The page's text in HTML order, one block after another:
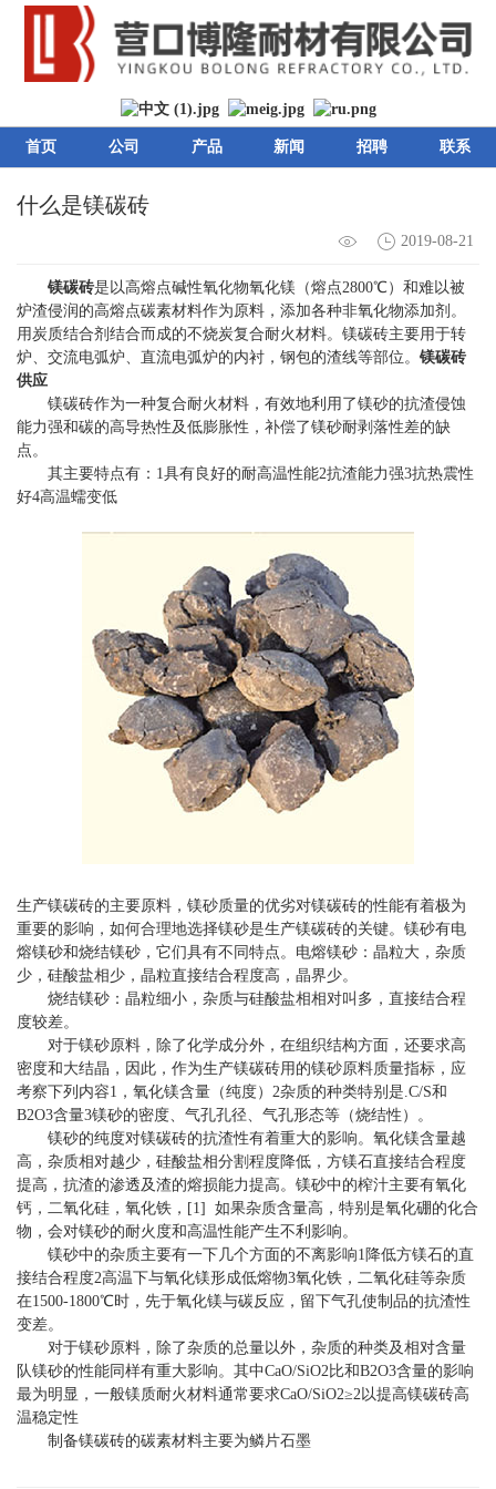
首页 公司 产品 新闻 招聘 联系
什么是镁碳砖
2019-08-21
镁碳砖是以高熔点碱性氧化物氧化镁（熔点2800℃）和难以被
炉渣侵润的高熔点碳素材料作为原料，添加各种非氧化物添加剂。
用炭质结合剂结合而成的不烧炭复合耐火材料。镁碳砖主要用于转
炉、交流电弧炉、直流电弧炉的内衬，钢包的渣线等部位。 镁碳砖
供应
镁碳砖作为一种复合耐火材料，有效地利用了镁砂的抗渣侵蚀
能力强和碳的高导热性及低膨胀性，补偿了镁砂耐剥落性差的缺
点。
其主要特点有：1具有良好的耐高温性能2抗渣能力强3抗热震性
好4高温蠕变低
生产镁碳砖的主要原料，镁砂质量的优劣对镁碳砖的性能有着极为
重要的影响，如何合理地选择镁砂是生产镁碳砖的关键。镁砂有电
熔镁砂和烧结镁砂，它们具有不同特点。电熔镁砂：晶粒大，杂质
少，硅酸盐相少，晶粒直接结合程度高，晶界少。
烧结镁砂：晶粒细小，杂质与硅酸盐相相对叫多，直接结合程
度较差。
对于镁砂原料，除了化学成分外，在组织结构方面，还要求高
密度和大结晶，因此，作为生产镁碳砖用的镁砂原料质量指标，应
考察下列内容1，氧化镁含量（纯度）2杂质的种类特别是.C/S和
B2O3含量3镁砂的密度、气孔孔径、气孔形态等（烧结性）。
镁砂的纯度对镁碳砖的抗渣性有着重大的影响。氧化镁含量越
高，杂质相对越少，硅酸盐相分割程度降低，方镁石直接结合程度
提高，抗渣的渗透及渣的熔损能力提高。镁砂中的榨汁主要有氧化
钙，二氧化硅，氧化铁，[1] 如果杂质含量高，特别是氧化硼的化合
物，会对镁砂的耐火度和高温性能产生不利影响。
镁砂中的杂质主要有一下几个方面的不离影响1降低方镁石的直
接结合程度2高温下与氧化镁形成低熔物3氧化铁，二氧化硅等杂质
在1500-1800℃时，先于氧化镁与碳反应，留下气孔使制品的抗渣性
变差。
对于镁砂原料，除了杂质的总量以外，杂质的种类及相对含量
队镁砂的性能同样有重大影响。其中CaO/SiO2比和B2O3含量的影响
最为明显，一般镁质耐火材料通常要求CaO/SiO2≥2以提高镁碳砖高
温稳定性
制备镁碳砖的碳素材料主要为鳞片石墨